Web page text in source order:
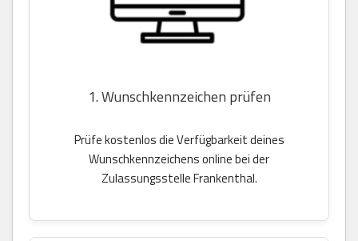
1. Wunschkennzeichen prüfen
Prüfe kostenlos die Verfügbarkeit deines
Wunschkennzeichens online bei der
Zulassungsstelle Frankenthal.